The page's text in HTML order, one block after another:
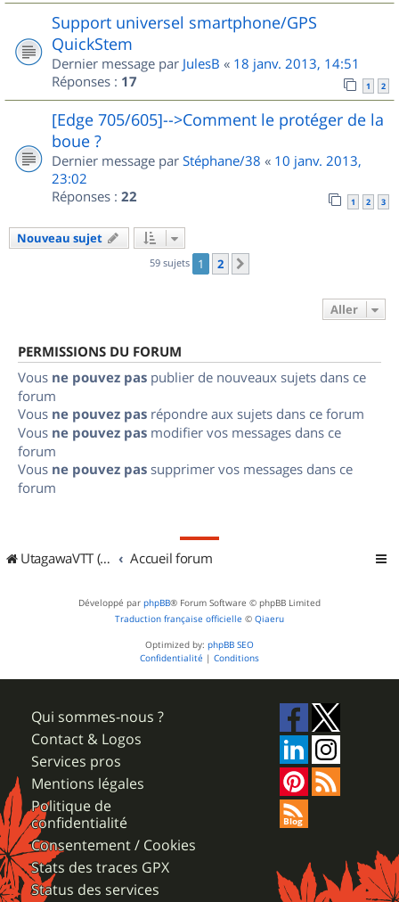
Support universel smartphone/GPS
QuickStem
Dernier message par JulesB « 18 janv. 2013, 14:51
Réponses : 17 1 2
[Edge 705/605]-->Comment le protéger de la
boue ?
Dernier message par Stéphane/38 « 10 janv. 2013,
23:02
Réponses : 22 1 2 3
Nouveau sujet
59 sujets 1 2
Aller
PERMISSIONS DU FORUM
Vous ne pouvez pas publier de nouveaux sujets dans ce
forum
Vous ne pouvez pas répondre aux sujets dans ce forum
Vous ne pouvez pas modifier vos messages dans ce
forum
Vous ne pouvez pas supprimer vos messages dans ce
forum
UtagawaVTT (Randos VTT et VTTAE avec traces GPS) Accueil forum
Développé par phpBB® Forum Software © phpBB Limited
Traduction française officielle © Qiaeru
Optimized by: phpBB SEO
Confidentialité | Conditions
Qui sommes-nous ?
Contact & Logos
Services pros
Mentions légales
Politique de
confidentialité
Consentement / Cookies
Stats des traces GPX
Status des services